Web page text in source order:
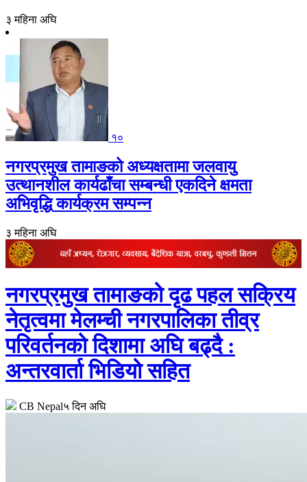
३ महिना अघि
१०
नगरप्रमुख तामाङको अध्यक्षतामा जलवायु
उत्थानशील कार्यढाँचा सम्बन्धी एकदिने क्षमता
अभिवृद्धि कार्यक्रम सम्पन्न
३ महिना अघि
नगरप्रमुख तामाङको दृढ पहल सक्रिय
नेतृत्वमा मेलम्ची नगरपालिका तीव्र
परिवर्तनको दिशामा अघि बढ्दै :
अन्तरवार्ता भिडियो सहित
CB Nepal५ दिन अघि